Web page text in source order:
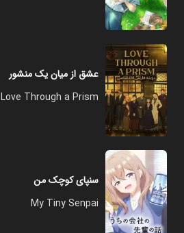
عشق از میان یک منشور
Love Through a Prism
سنپای کوچک من
My Tiny Senpai